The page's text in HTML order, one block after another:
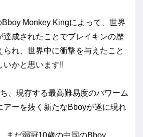
Monkey Kingによって、世界
達成されたことでブレイキンの歴
られ、世界中に衝撃を与えたこと
いかと思います!!
、現存する最高難易度のパワーム
アーを抜く新たなBboyが遂に現れ
まだ弱冠10歳の中国のBboy、